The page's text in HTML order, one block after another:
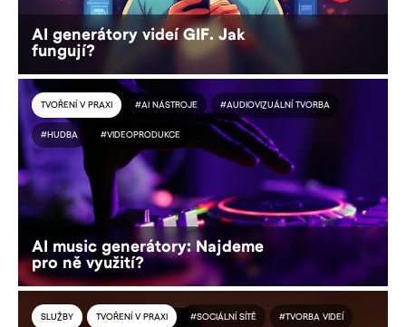
AI generátory videí GIF. Jak
fungují?
TVOŘENÍ V PRAXI #AI NÁSTROJE #AUDIOVIZUÁLNÍ TVORBA
#HUDBA #VIDEOPRODUKCE
AI music generátory: Najdeme
pro ně využití?
SLUŽBY TVOŘENÍ V PRAXI #SOCIÁLNÍ SÍTĚ #TVORBA VIDEÍ